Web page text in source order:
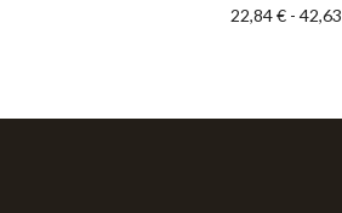
22,84€ - 42,63